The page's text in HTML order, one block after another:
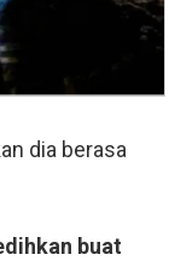
dia berasa
buat